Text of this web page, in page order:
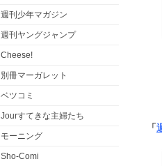
週刊少年マガジン
週刊ヤングジャンプ
Cheese!
別冊マーガレット
ベツコミ
Jourすてきな主婦たち
モーニング
Sho-Comi
「